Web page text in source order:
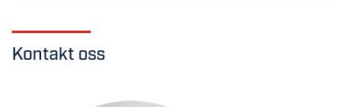
Kontakt oss